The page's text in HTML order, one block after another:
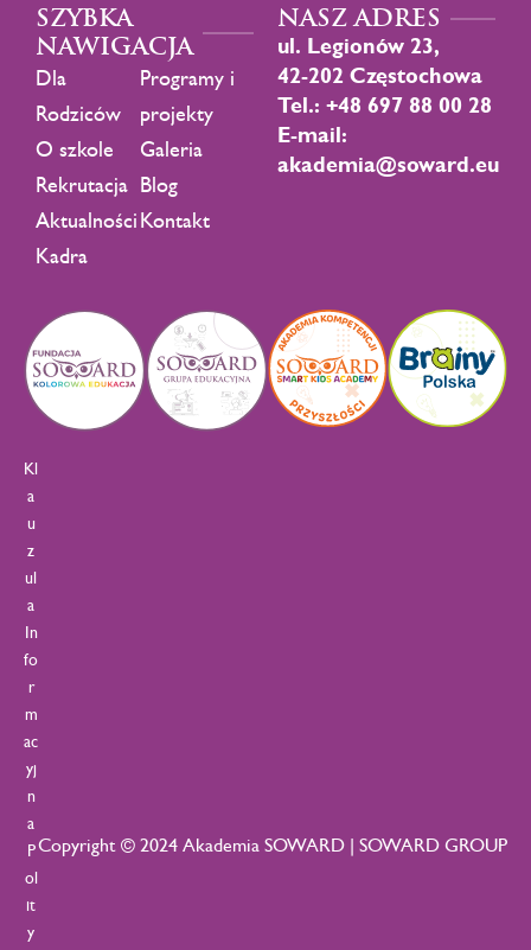
SZYBKA
NAWIGACJA
Dla
Rodziców
O szkole
Rekrutacja
Aktualności
Kadra
Programy i
projekty
Galeria
Blog
Kontakt
NASZ ADRES
ul. Legionów 23,
42-202 Częstochowa
Tel.: +48 697 88 00 28
E-mail:
akademia@soward.eu
Copyright © 2024 Akademia SOWARD | SOWARD GROUP
Kl
a
u
z
ul
a
In
fo
r
m
ac
yj
n
a
P
ol
it
y